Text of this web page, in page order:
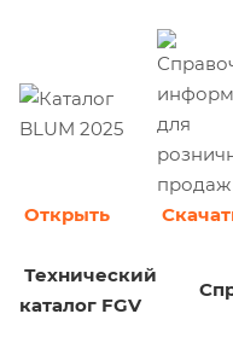
Открыть
Технический
каталог FGV